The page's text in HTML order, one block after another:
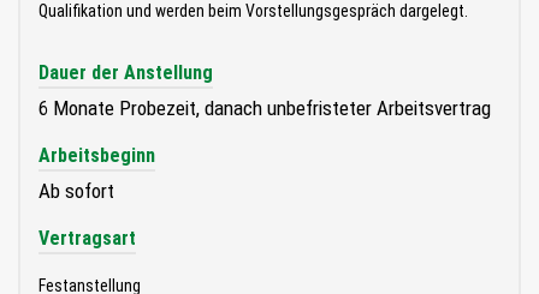
Qualifikation und werden beim Vorstellungsgespräch dargelegt.
Dauer der Anstellung
6 Monate Probezeit, danach unbefristeter Arbeitsvertrag
Arbeitsbeginn
Ab sofort
Vertragsart
Festanstellung